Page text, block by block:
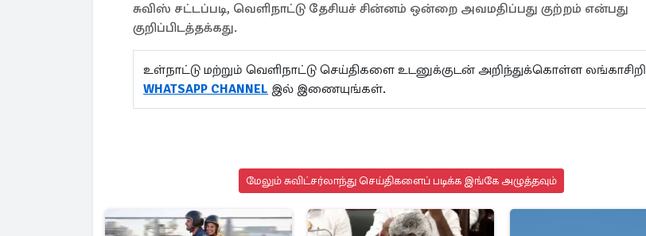
சுவிஸ் சட்டப்படி, வெளிநாட்டு தேசியச் சின்னம் ஒன்றை அவமதிப்பது குற்றம் என்பது
குறிப்பிடத்தக்கது.
உள்நாட்டு மற்றும் வெளிநாட்டு செய்திகளை உடனுக்குடன் அறிந்துக்கொள்ள லங்காசிறி
WHATSAPP CHANNEL இல் இணையுங்கள்.
மேலும் சுவிட்சர்லாந்து செய்திகளைப் படிக்க இங்கே அழுத்தவும்